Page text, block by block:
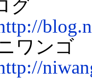
グ
ワンゴ